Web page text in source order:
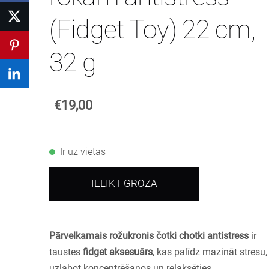
(Fidget Toy) 22 cm,
32 g
€19,00
Ir uz vietas
IELIKT GROZĀ
Pārvelkamais rožukronis čotki chotki antistress ir
taustes fidget aksesuārs, kas palīdz mazināt stresu,